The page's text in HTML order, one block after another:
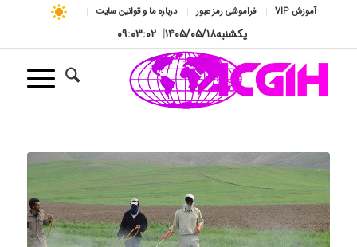
آموزش VIP فراموشی رمز عبور درباره ما و قوانین سایت
یکشنبه۱۴۰۵/۰۵/۱۸| ۰۹:۰۳:۰۳